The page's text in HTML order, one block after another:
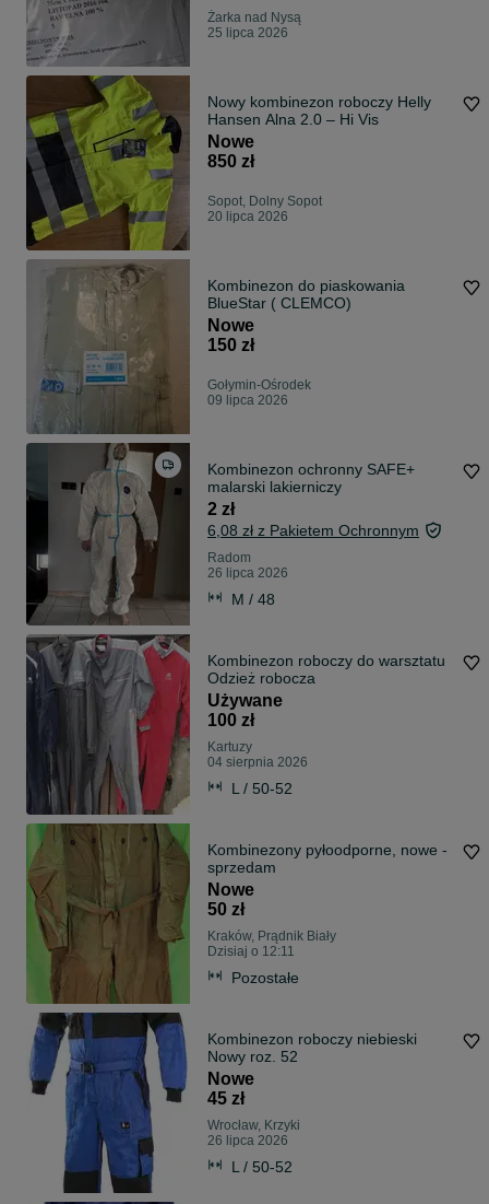
Żarka nad Nysą
25 lipca 2026
Nowy kombinezon roboczy Helly
Hansen Alna 2.0 – Hi Vis
Nowe
850 zł
Sopot, Dolny Sopot
20 lipca 2026
Kombinezon do piaskowania
BlueStar ( CLEMCO)
Nowe
150 zł
Gołymin-Ośrodek
09 lipca 2026
Kombinezon ochronny SAFE+
malarski lakierniczy
2 zł
6,08 zł z Pakietem Ochronnym
Radom
26 lipca 2026
M / 48
Kombinezon roboczy do warsztatu
Odzież robocza
Używane
100 zł
Kartuzy
04 sierpnia 2026
L / 50-52
Kombinezony pyłoodporne, nowe -
sprzedam
Nowe
50 zł
Kraków, Prądnik Biały
Dzisiaj o 12:11
Pozostałe
Kombinezon roboczy niebieski
Nowy roz. 52
Nowe
45 zł
Wrocław, Krzyki
26 lipca 2026
L / 50-52